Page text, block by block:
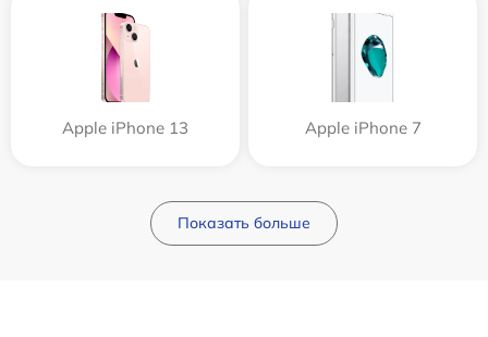
Apple iPhone 13 Apple iPhone 7
Показать больше